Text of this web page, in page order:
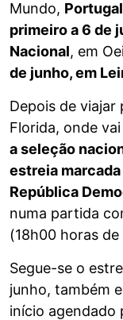
Mundo,
primeiro a 6 de
Nacional, em
de junho, em
Depois de viajar
Florida, onde
a seleção
estreia
República
numa partida
(18h00 horas de
Segue-se o
junho, também
início agendado